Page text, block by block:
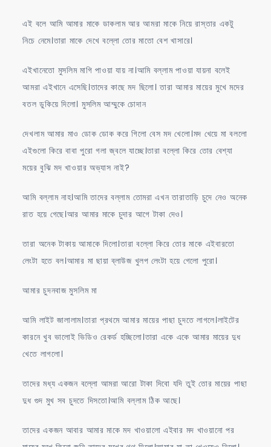
এই বলে আমি আমার মাকে ডাকলাম আর আমরা মাকে নিয়ে রাস্তার একটু
নিচে নেমে।তারা মাকে দেখে বল্লো তোর মাতো বেশ খাসারে।
এইখানেতো মুসলিম মাগি পাওয়া যায় না।আমি বল্লাম পাওয়া যায়না বলেই
আমরা এইখানে এসেছি।তাদের কাছে মদ ছিলো। তারা আমার মায়ের মুখে মদের
বতল ডুকিয়ে দিলো। মুসলিম আম্মুকে চোদান
দেখলাম আমার মাও ডোক ডোক করে গিলো বেস মদ খেলো।মদ খেয়ে মা বললো
এইগুলো কিরে বাবা পুরো গলা জ্বলে যাচ্ছে।তারা বল্লো কিরে তোর বেশ্যা
ময়ের বুঝি মদ খাওয়ার অভ্যাস নাই?
আমি বল্লাম নাহ।আমি তাদের বল্লাম তোমরা এখন তারাতাড়ি চুদে নেও অনেক
রাত হয়ে গেছে।আর আমার মাকে চুদার আগে টাকা দেও।
তারা অনেক টাকায় আমাকে দিলো।তারা বল্লো কিরে তোর মাকে এইবারতো
লেংটা হতে বল।আমার মা ছায়া ব্লাউজ খুলপ লেংটা হয়ে গেলো পুরো।
আমার চুদনবাজ মুসলিম মা
আমি লাইট জালালাম।তারা প্রথমে আমার মায়ের পাছা চুদতে লাগলে।লাইটের
কারনে খুব ভালোই ভিডিও রেকর্ড হচ্ছিলো।তারা একে একে আমার মায়ের দুধ
খেতে লাগলো।
তাদের মধ্য একজন বল্লো আমরা আরো টাকা দিবো যদি তুই তোর মায়ের পাছা
দুধ গুদ মুখ সব চুদতে দিসতো।আমি বল্লাম ঠিক আছে।
তাদের একজন আবার আমার মাকে মদ খাওয়ালো এইবার মদ খাওয়ানো পর